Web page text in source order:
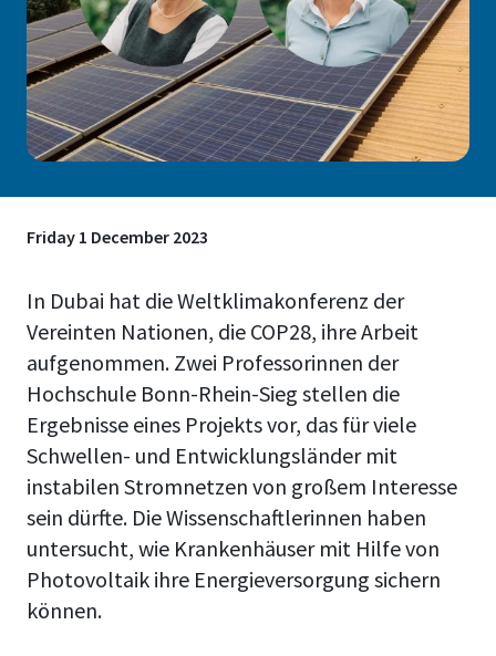
Friday 1 December 2023
In Dubai hat die Weltklimakonferenz der
Vereinten Nationen, die COP28, ihre Arbeit
aufgenommen. Zwei Professorinnen der
Hochschule Bonn-Rhein-Sieg stellen die
Ergebnisse eines Projekts vor, das für viele
Schwellen- und Entwicklungsländer mit
instabilen Stromnetzen von großem Interesse
sein dürfte. Die Wissenschaftlerinnen haben
untersucht, wie Krankenhäuser mit Hilfe von
Photovoltaik ihre Energieversorgung sichern
können.